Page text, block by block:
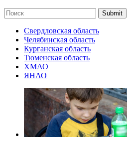
Submit
Свердловская область
Челябинская область
Курганская область
Тюменская область
ХМАО
ЯНАО